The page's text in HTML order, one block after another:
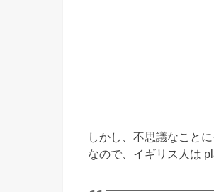
しかし、不思議なこと
なので、イギリス人は